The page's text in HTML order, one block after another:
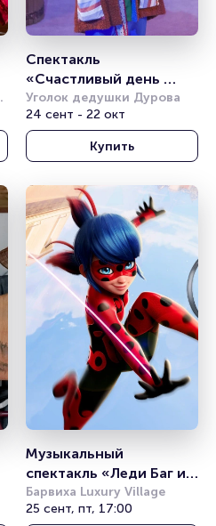
Спектакль
«Счастливый день
Емели»
Уголок дедушки Дурова
24 сент - 22 окт
Купить
Музыкальный
спектакль «Леди Баг и
Супер Кот»
Барвиха Luxury Village
25 сент, пт, 17:00